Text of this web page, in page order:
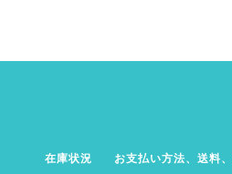
在庫状況 お支払い方法、送料